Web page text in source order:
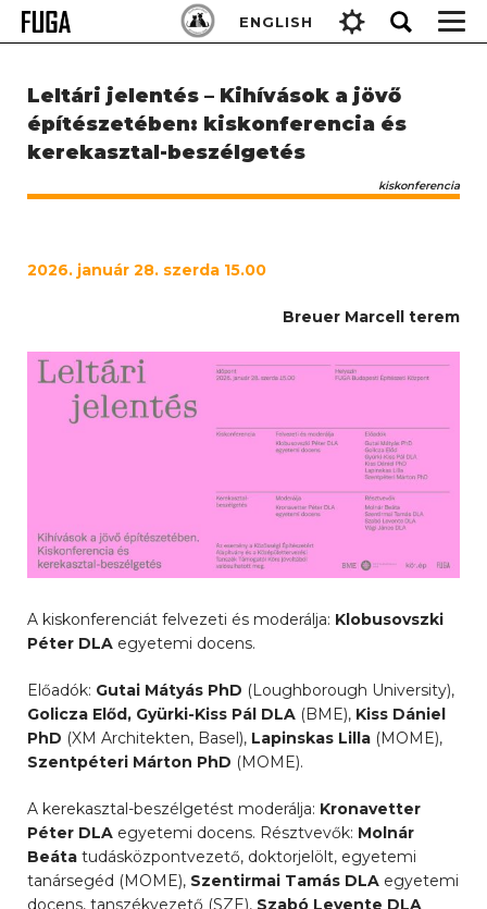
Skip
ENGLISH
Keresés:
Leltári jelentés – Kihívások a jövő
építészetében: kiskonferencia és
kerekasztal-beszélgetés
kiskonferencia
2026. január 28. szerda 15.00
Breuer Marcell terem
A kiskonferenciát felvezeti és moderálja: Klobusovszki
Péter DLA egyetemi docens.
Előadók: Gutai Mátyás PhD (Loughborough University),
Golicza Előd, Gyürki-Kiss Pál DLA (BME), Kiss Dániel
PhD (XM Architekten, Basel), Lapinskas Lilla (MOME),
Szentpéteri Márton PhD (MOME).
A kerekasztal-beszélgetést moderálja: Kronavetter
Péter DLA egyetemi docens. Résztvevők: Molnár
Beáta tudásközpontvezető, doktorjelölt, egyetemi
tanársegéd (MOME), Szentirmai Tamás DLA egyetemi
docens, tanszékvezető (SZE), Szabó Levente DLA